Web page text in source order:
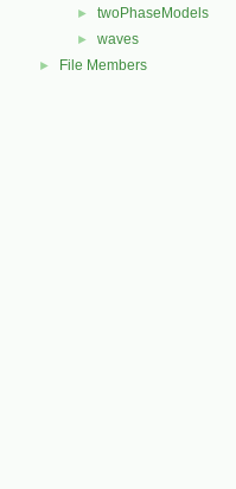
► twoPhaseModels
► waves
► File Members